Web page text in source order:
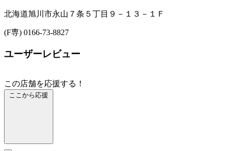
北海道旭川市永山７条５丁目９－１３－１Ｆ
(F専) 0166-73-8827
ユーザーレビュー
この店舗を応援する！
ここから応援